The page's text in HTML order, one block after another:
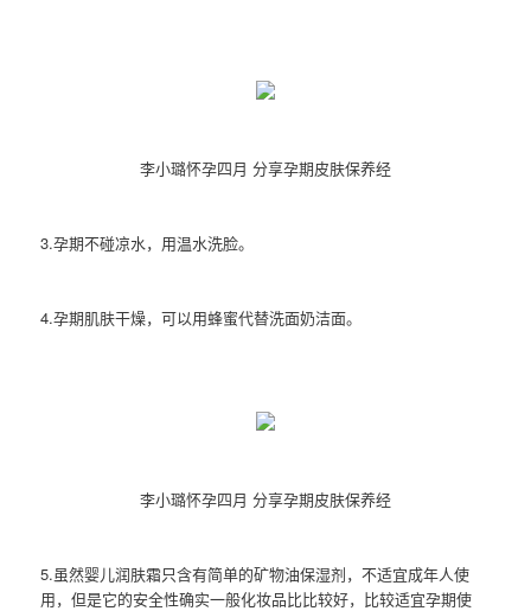
李小璐怀孕四月 分享孕期皮肤保养经
3.孕期不碰凉水，用温水洗脸。
4.孕期肌肤干燥，可以用蜂蜜代替洗面奶洁面。
李小璐怀孕四月 分享孕期皮肤保养经
5.虽然婴儿润肤霜只含有简单的矿物油保湿剂，不适宜成年人使
用，但是它的安全性确实一般化妆品比比较好，比较适宜孕期使